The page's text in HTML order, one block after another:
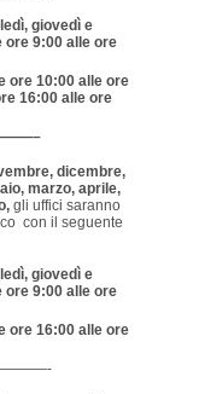
giovedì e
ore 9:00 alle ore
ore 10:00 alle ore
16:00 alle ore
dicembre,
marzo, aprile,
gli uffici saranno
con il seguente
giovedì e
ore 9:00 alle ore
ore 16:00 alle ore